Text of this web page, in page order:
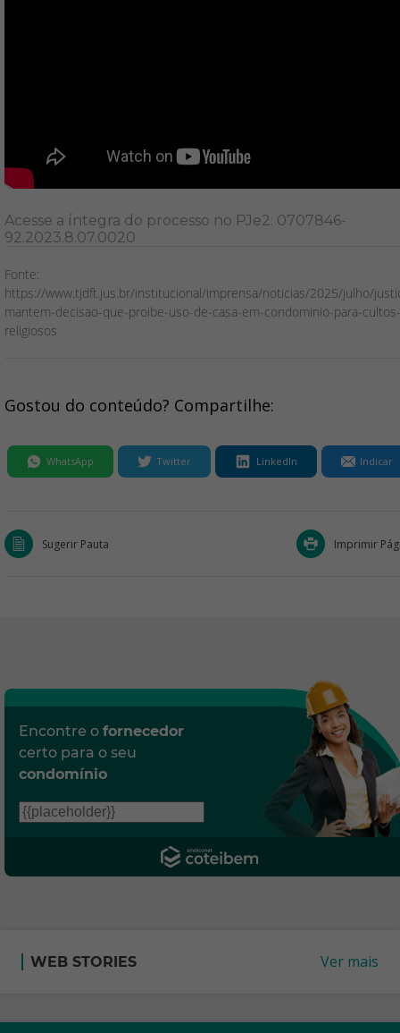
Acesse a íntegra do processo no PJe2: 0707846-
92.2023.8.07.0020
Fonte:
https://www.tjdft.jus.br/institucional/imprensa/noticias/2025/julho/
mantem-decisao-que-proibe-uso-de-casa-em-condominio-para-cultos-
religiosos
Gostou do conteúdo? Compartilhe:
WhatsApp Twitter LinkedIn Indicar
Sugerir Pauta Imprimir
Encontre o fornecedor
certo para o seu
condomínio
WEB STORIES Ver mais